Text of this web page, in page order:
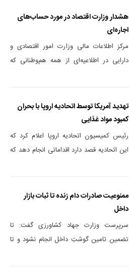
هشدار وزارت اقتصاد در مورد حساب‌های
اجاره‌ای
مرکز اطلاعات مالی وزارت امور اقتصادی و
دارایی در اطلاعیه‌ای از همه هم‌وطنانی که
تهدید آمریکا توسط اتحادیه اروپا با بحران
کمبود مواد غذایی
رئیس کمیسیون اتحادیه اروپا اعلام کرد که
این اتحادیه قصد دارد اقداماتی انجام دهد که
ممنوعیت صادرات دام زنده تا ثبات بازار
داخل
سرپرست وزارت جهاد کشاورزی گفت: تا
تضمین تامین گوشتِ داخل انجام نشود و تا